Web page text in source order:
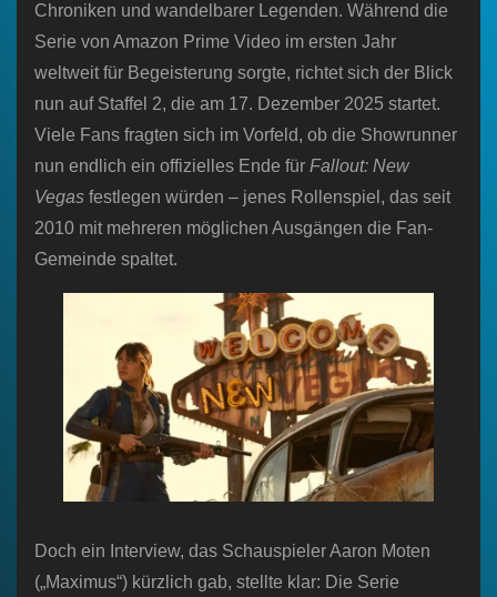
Chroniken und wandelbarer Legenden. Während die
Serie von Amazon Prime Video im ersten Jahr
weltweit für Begeisterung sorgte, richtet sich der Blick
nun auf Staffel 2, die am 17. Dezember 2025 startet.
Viele Fans fragten sich im Vorfeld, ob die Showrunner
nun endlich ein offizielles Ende für Fallout: New
Vegas festlegen würden – jenes Rollenspiel, das seit
2010 mit mehreren möglichen Ausgängen die Fan-
Gemeinde spaltet.
Doch ein Interview, das Schauspieler Aaron Moten
(„Maximus“) kürzlich gab, stellte klar: Die Serie